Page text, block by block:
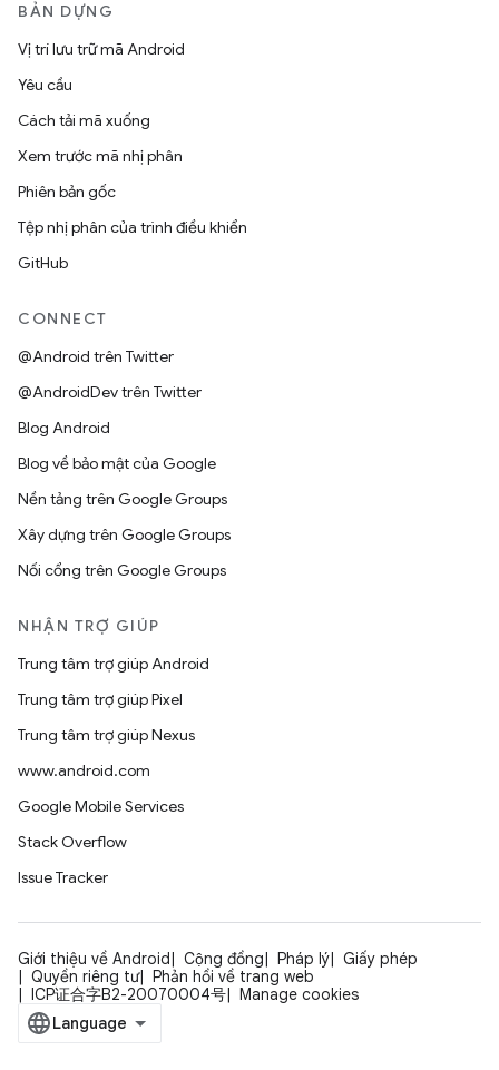
BẢN DỰNG
Vị trí lưu trữ mã Android
Yêu cầu
Cách tải mã xuống
Xem trước mã nhị phân
Phiên bản gốc
Tệp nhị phân của trình điều khiển
GitHub
CONNECT
@Android trên Twitter
@AndroidDev trên Twitter
Blog Android
Blog về bảo mật của Google
Nền tảng trên Google Groups
Xây dựng trên Google Groups
Nối cổng trên Google Groups
NHẬN TRỢ GIÚP
Trung tâm trợ giúp Android
Trung tâm trợ giúp Pixel
Trung tâm trợ giúp Nexus
www.android.com
Google Mobile Services
Stack Overflow
Issue Tracker
Giới thiệu về Android Cộng đồng Pháp lý
Giấy phép
Quyền riêng tư
Phản hồi về trang web
ICP证合字B2-20070004号
Manage cookies